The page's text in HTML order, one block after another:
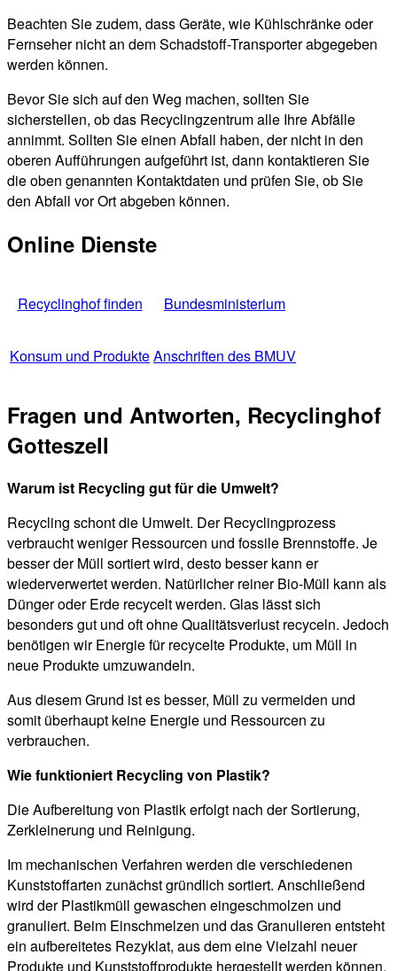
Beachten Sie zudem, dass Geräte, wie Kühlschränke oder
Fernseher nicht an dem Schadstoff-Transporter abgegeben
werden können.
Bevor Sie sich auf den Weg machen, sollten Sie
sicherstellen, ob das Recyclingzentrum alle Ihre Abfälle
annimmt. Sollten Sie einen Abfall haben, der nicht in den
oberen Aufführungen aufgeführt ist, dann kontaktieren Sie
die oben genannten Kontaktdaten und prüfen Sie, ob Sie
den Abfall vor Ort abgeben können.
Online Dienste
Recyclinghof finden Bundesministerium
Konsum und ProdukteAnschriften des BMUV
Fragen und Antworten, Recyclinghof
Gotteszell
Warum ist Recycling gut für die Umwelt?
Recycling schont die Umwelt. Der Recyclingprozess
verbraucht weniger Ressourcen und fossile Brennstoffe. Je
besser der Müll sortiert wird, desto besser kann er
wiederverwertet werden. Natürlicher reiner Bio-Müll kann als
Dünger oder Erde recycelt werden. Glas lässt sich
besonders gut und oft ohne Qualitätsverlust recyceln. Jedoch
benötigen wir Energie für recycelte Produkte, um Müll in
neue Produkte umzuwandeln.
Aus diesem Grund ist es besser, Müll zu vermeiden und
somit überhaupt keine Energie und Ressourcen zu
verbrauchen.
Wie funktioniert Recycling von Plastik?
Die Aufbereitung von Plastik erfolgt nach der Sortierung,
Zerkleinerung und Reinigung.
Im mechanischen Verfahren werden die verschiedenen
Kunststoffarten zunächst gründlich sortiert. Anschließend
wird der Plastikmüll gewaschen eingeschmolzen und
granuliert. Beim Einschmelzen und das Granulieren entsteht
ein aufbereitetes Rezyklat, aus dem eine Vielzahl neuer
Produkte und Kunststoffprodukte hergestellt werden können.